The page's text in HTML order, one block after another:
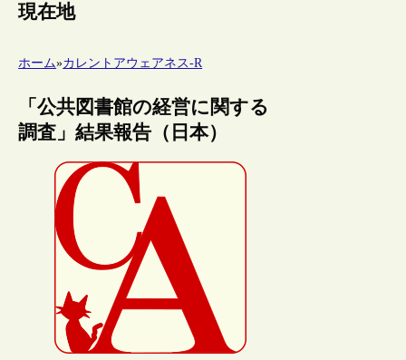
現在地
ホーム»カレントアウェアネス-R
「公共図書館の経営に関する
調査」結果報告（日本）